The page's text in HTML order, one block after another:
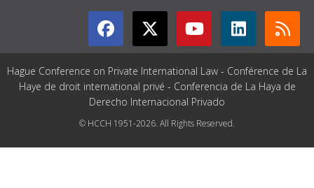
Hague Conference on Private International Law - Conférence de La
Haye de droit international privé - Conferencia de La Haya de
Derecho Internacional Privado
© HCCH 1951-2026. All Rights Reserved.